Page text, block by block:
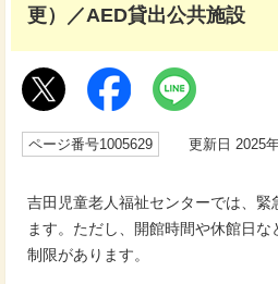
更）／AED貸出公共施設
ページ番号1005629 更新日 2025年
吉田児童老人福祉センターでは、緊
ます。ただし、開館時間や休館日
制限があります。